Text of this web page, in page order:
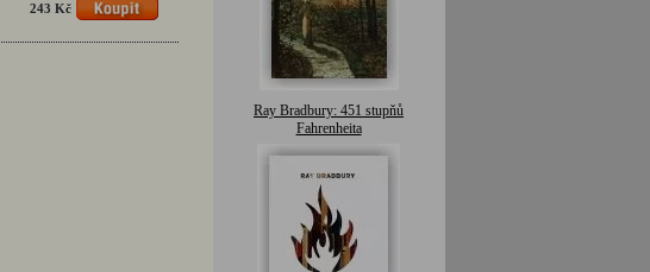
243 Kč
Ray Bradbury: 451 stupňů
Fahrenheita